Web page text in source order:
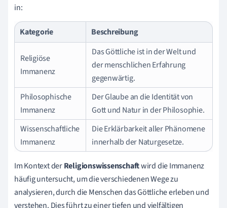
in:
Kategorie Beschreibung
Religiöse
Immanenz
Das Göttliche ist in der Welt und
der menschlichen Erfahrung
gegenwärtig.
Philosophische
Immanenz
Der Glaube an die Identität von
Gott und Natur in der Philosophie.
Wissenschaftliche
Immanenz
Die Erklärbarkeit aller Phänomene
innerhalb der Naturgesetze.
Im Kontext derReligionswissenschaftwird die Immanenz
häufig untersucht, um die verschiedenen Wege zu
analysieren, durch die Menschen das Göttliche erleben und
verstehen. Dies führt zu einer tiefen und vielfältigen